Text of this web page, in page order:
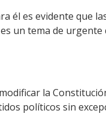
él es evidente que
un tema de urgente
la
políticos sin